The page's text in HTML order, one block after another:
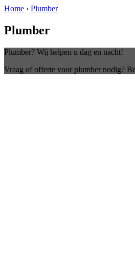
Home › Plumber
Plumber
Plumber? Wij helpen u dag en nacht!
Vraag of offerte voor plumber nodig?